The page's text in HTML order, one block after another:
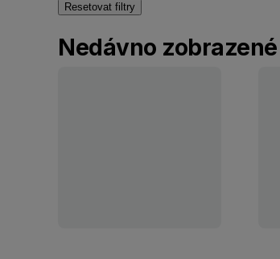
Resetovat filtry
Nedávno zobrazené